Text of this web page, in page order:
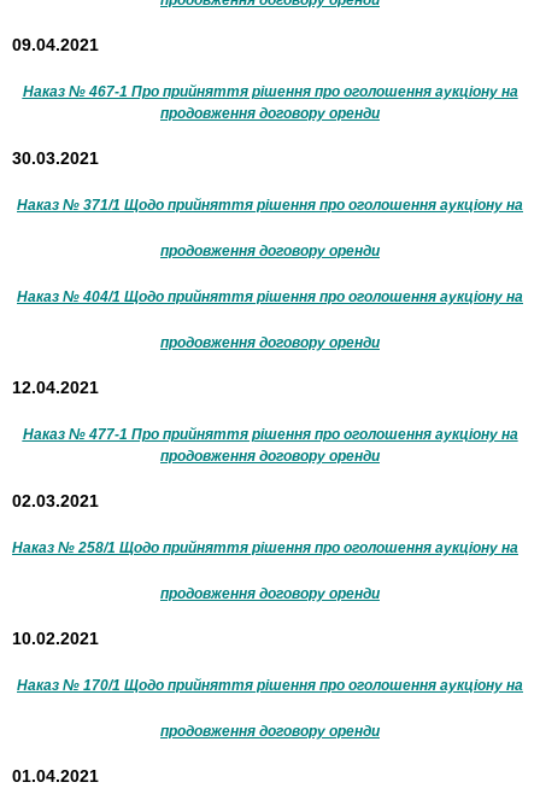
09.04.2021
Наказ № 467-1 Про прийняття рішення про оголошення аукціону на
продовження договору оренди
30.03.2021
Наказ № 371/1 Щодо прийняття рішення про оголошення аукціону на
продовження договору оренди
Наказ № 404/1 Щодо прийняття рішення про оголошення аукціону на
продовження договору оренди
12.04.2021
Наказ № 477-1 Про прийняття рішення про оголошення аукціону на
продовження договору оренди
02.03.2021
Наказ № 258/1 Щодо прийняття рішення про оголошення аукціону на
продовження договору оренди
10.02.2021
Наказ № 170/1 Щодо прийняття рішення про оголошення аукціону на
продовження договору оренди
01.04.2021